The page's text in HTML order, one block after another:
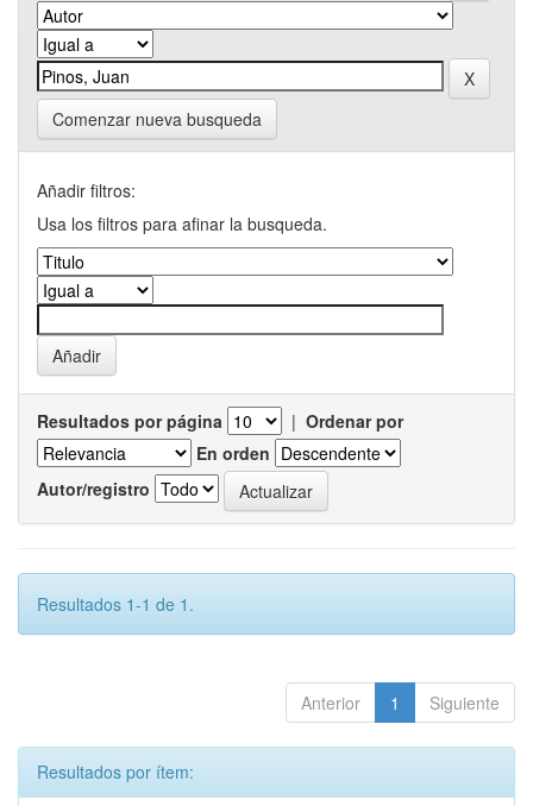
Comenzar nueva busqueda
Añadir filtros:
Usa los filtros para afinar la busqueda.
Resultados por página | Ordenar por
En orden
Autor/registro
Resultados 1-1 de 1.
Anterior 1 Siguiente
Resultados por ítem: